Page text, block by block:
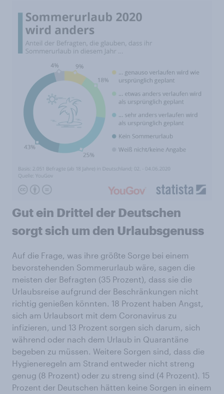
Gut ein Drittel der Deutschen
sorgt sich um den Urlaubsgenuss
Auf die Frage, was ihre größte Sorge bei einem
bevorstehenden Sommerurlaub wäre, sagen die
meisten der Befragten (35 Prozent), dass sie die
Urlaubsreise aufgrund der Beschränkungen nicht
richtig genießen könnten. 18 Prozent haben Angst,
sich am Urlaubsort mit dem Coronavirus zu
infizieren, und 13 Prozent sorgen sich darum, sich
während oder nach dem Urlaub in Quarantäne
begeben zu müssen. Weitere Sorgen sind, dass die
Hygieneregeln am Strand entweder nicht streng
genug (8 Prozent) oder zu streng sind (4 Prozent). 15
Prozent der Deutschen hätten keine Sorgen in einem